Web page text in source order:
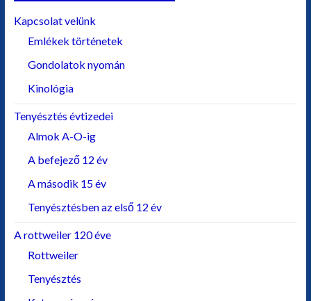
Kapcsolat velünk
Emlékek történetek
Gondolatok nyomán
Kinológia
Tenyésztés évtizedei
Almok A-O-ig
A befejező 12 év
A második 15 év
Tenyésztésben az első 12 év
A rottweiler 120 éve
Rottweiler
Tenyésztés